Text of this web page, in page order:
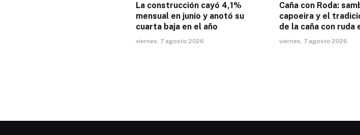
La construcción cayó 4,1%
mensual en junio y anotó su
cuarta baja en el año
viernes, 7 agosto 2026
Caña con Roda:
capoeira y el
de la caña con ruda
viernes, 7 agosto 2026